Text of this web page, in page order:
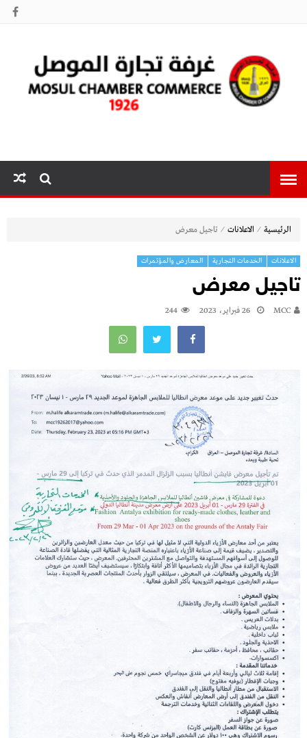
الموصل
الرئيسية ⁄ الاعلانات ⁄ تاجيل معرض
الاعلانات الخدمات التجارية المعارض والمؤتمرات
تاجيل معرض
MCC 26 فبراير، 2023 244